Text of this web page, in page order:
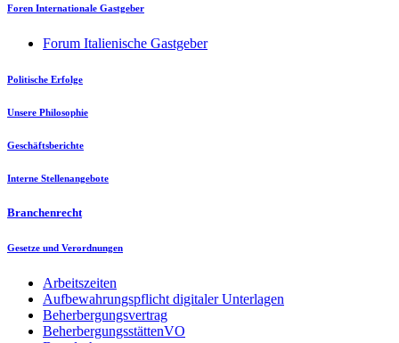
Foren Internationale Gastgeber
Forum Italienische Gastgeber
Politische Erfolge
Unsere Philosophie
Geschäftsberichte
Interne Stellenangebote
Branchenrecht
Gesetze und Verordnungen
Arbeitszeiten
Aufbewahrungspflicht digitaler Unterlagen
Beherbergungsvertrag
BeherbergungsstättenVO